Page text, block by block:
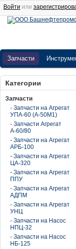
Войти или
Запчасти
Категории
Запчасти
- Запчасти на Агрегат
УПА-60 (А-50М1)
- Запчасти Агрегат
А-60/80
- Запчасти на Агрегат
АРБ-100
- Запчасти на Агрегат
ЦА-320
- Запчасти на Агрегат
ППУ
- Запчасти на Агрегат
АДПМ
- Запчасти на Агрегат
УНЦ
- Запчасти на Насос
НПЦ-32
- Запчасти на Насос
НБ-125